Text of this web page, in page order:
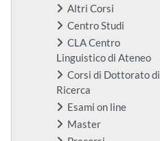
Altri Corsi
Centro Studi
CLA Centro
Linguistico di Ateneo
Corsi di Dottorato di
Ricerca
Esami on line
Master